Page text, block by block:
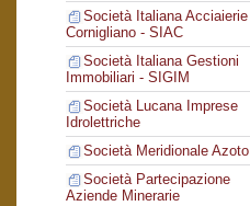
Società Italiana Acciaierie
Cornigliano - SIAC
Società Italiana Gestioni
Immobiliari - SIGIM
Società Lucana Imprese
Idrolettriche
Società Meridionale Azoto
Società Partecipazione
Aziende Minerarie